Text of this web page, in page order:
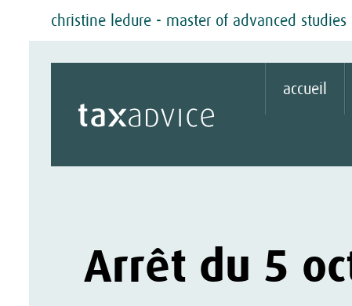
christine ledure - master of advanced
accueil
Arrêt du 5